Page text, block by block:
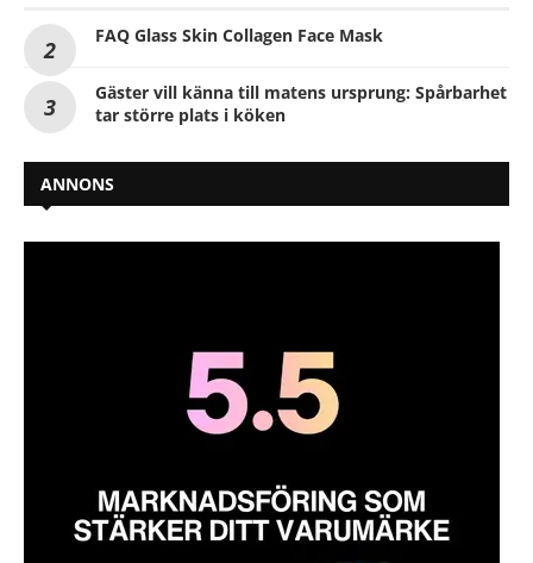
FAQ Glass Skin Collagen Face Mask
Gäster vill känna till matens ursprung: Spårbarhet
tar större plats i köken
ANNONS